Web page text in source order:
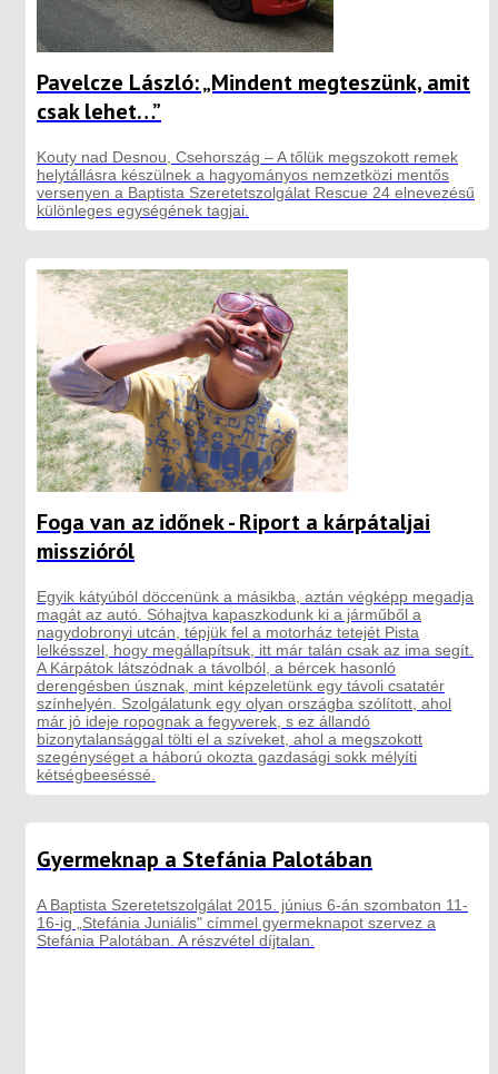
Pavelcze László: „Mindent megteszünk, amit
csak lehet…”
Kouty nad Desnou, Csehország – A tőlük megszokott remek
helytállásra készülnek a hagyományos nemzetközi mentős
versenyen a Baptista Szeretetszolgálat Rescue 24 elnevezésű
különleges egységének tagjai.
Foga van az időnek - Riport a kárpátaljai
misszióról
Egyik kátyúból döccenünk a másikba, aztán végképp megadja
magát az autó. Sóhajtva kapaszkodunk ki a járműből a
nagydobronyi utcán, tépjük fel a motorház tetejét Pista
lelkésszel, hogy megállapítsuk, itt már talán csak az ima segít.
A Kárpátok látszódnak a távolból, a bércek hasonló
derengésben úsznak, mint képzeletünk egy távoli csatatér
színhelyén. Szolgálatunk egy olyan országba szólított, ahol
már jó ideje ropognak a fegyverek, s ez állandó
bizonytalansággal tölti el a szíveket, ahol a megszokott
szegénységet a háború okozta gazdasági sokk mélyíti
kétségbeeséssé.
Gyermeknap a Stefánia Palotában
A Baptista Szeretetszolgálat 2015. június 6-án szombaton 11-
16-ig „Stefánia Juniális" címmel gyermeknapot szervez a
Stefánia Palotában. A részvétel díjtalan.